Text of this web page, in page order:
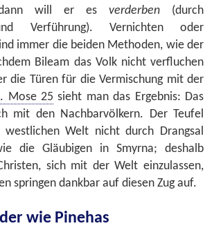
dann will er es verderben (durch
Verführung). Vernichten oder
immer die beiden Methoden, wie der
Bileam das Volk nicht verfluchen
die Türen für die Vermischung mit der
Mose 25 sieht man das Ergebnis: Das
mit den Nachbarvölkern. Der Teufel
Welt nicht durch Drangsal
die Gläubigen in Smyrna; deshalb
sich mit der Welt einzulassen,
springen dankbar auf diesen Zug auf.
wie Pinehas